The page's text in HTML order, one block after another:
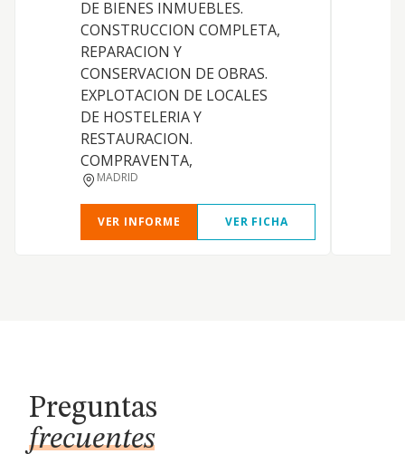
DE BIENES INMUEBLES.
CONSTRUCCION COMPLETA,
REPARACION Y
CONSERVACION DE OBRAS.
EXPLOTACION DE LOCALES
DE HOSTELERIA Y
RESTAURACION.
COMPRAVENTA,
MADRID
VER INFORME VER FICHA
Preguntas
frecuentes